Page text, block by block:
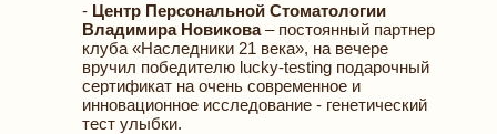
- Центр Персональной Стоматологии
Владимира Новикова– постоянный партнер
клуба «Наследники 21 века», на вечере
вручил победителю lucky-testing подарочный
сертификат на очень современное и
инновационное исследование - генетический
тест улыбки.